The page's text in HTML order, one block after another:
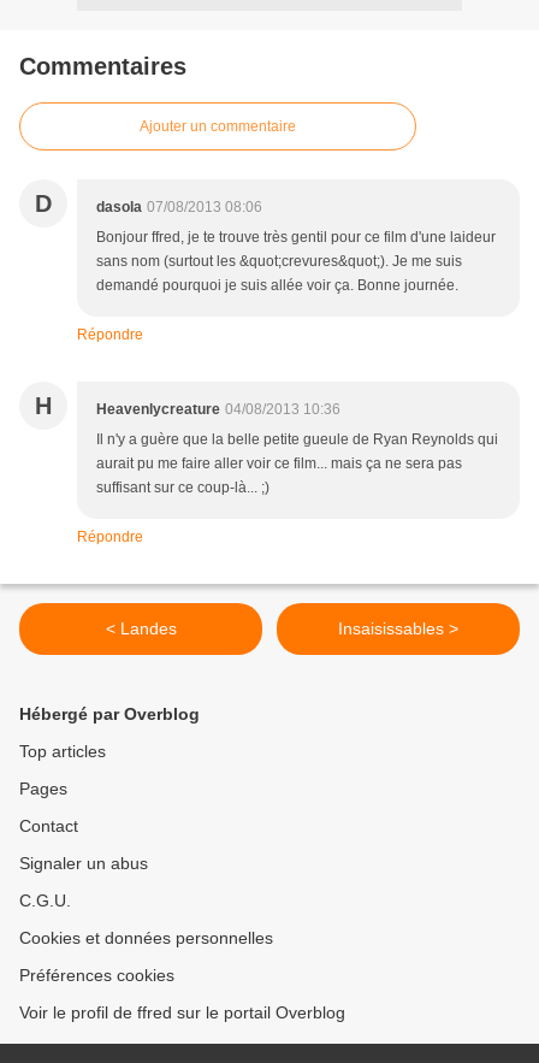
Commentaires
Ajouter un commentaire
D dasola 07/08/2013 08:06
Bonjour ffred, je te trouve très gentil pour ce film d'une laideur
sans nom (surtout les &quot;crevures&quot;). Je me suis
demandé pourquoi je suis allée voir ça. Bonne journée.
Répondre
H Heavenlycreature 04/08/2013 10:36
Il n'y a guère que la belle petite gueule de Ryan Reynolds qui
aurait pu me faire aller voir ce film... mais ça ne sera pas
suffisant sur ce coup-là... ;)
Répondre
< Landes Insaisissables >
Hébergé par Overblog
Top articles
Pages
Contact
Signaler un abus
C.G.U.
Cookies et données personnelles
Préférences cookies
Voir le profil de ffred sur le portail Overblog